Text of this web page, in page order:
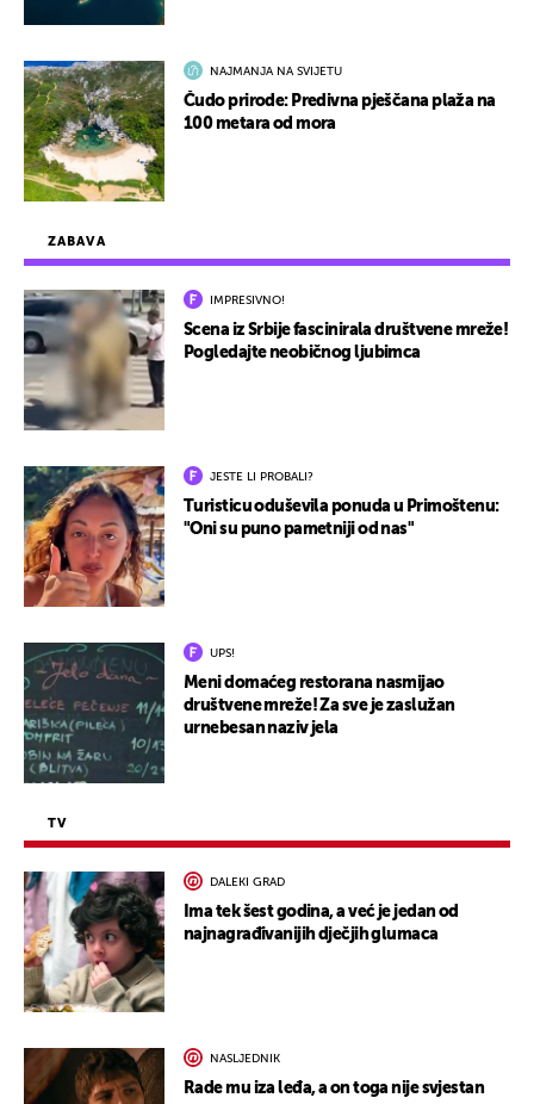
ZABAVA
IMPRESIVNO!
Scena iz Srbije fascinirala društvene mreže!
Pogledajte neobičnog ljubimca
JESTE LI PROBALI?
Turisticu oduševila ponuda u Primoštenu:
"Oni su puno pametniji od nas"
UPS!
Meni domaćeg restorana nasmijao
društvene mreže! Za sve je zaslužan
urnebesan naziv jela
TV
DALEKI GRAD
Ima tek šest godina, a već je jedan od
najnagrađivanijih dječjih glumaca
NASLJEDNIK
Rade mu iza leđa, a on toga nije svjestan
NAJMANJA NA SVIJETU
Čudo prirode: Predivna pješčana plaža na
100 metara od mora